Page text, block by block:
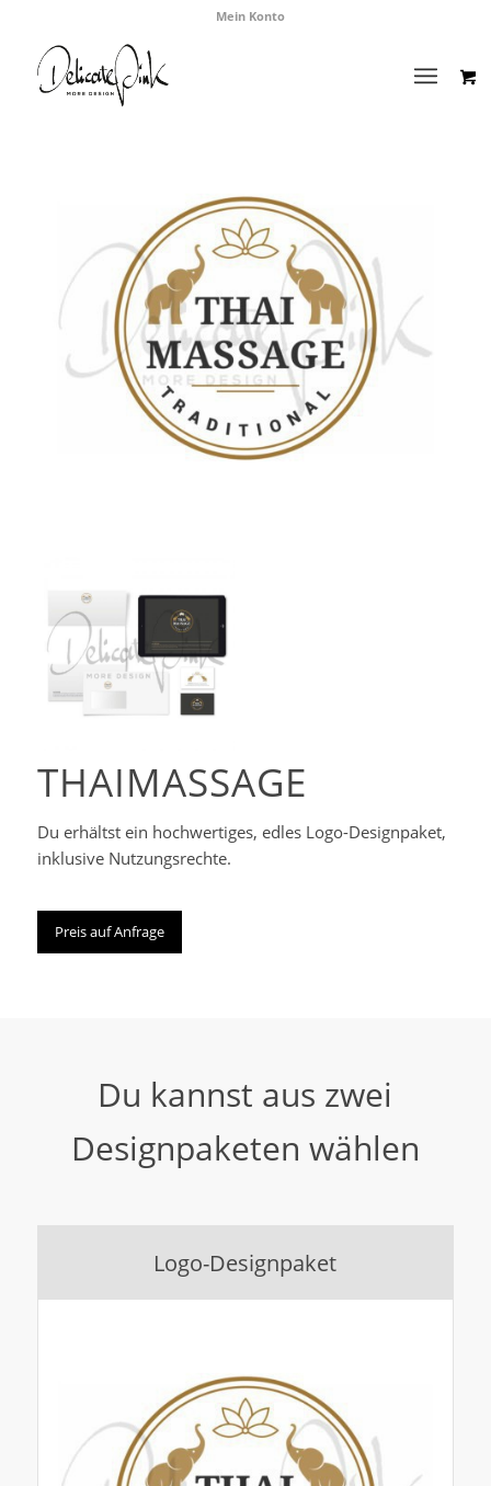
Mein Konto
Corporate-
Designpaket
THAIMASSAGE
Du erhältst ein hochwertiges, edles Logo-Designpaket,
inklusive Nutzungsrechte.
Preis auf Anfrage
Du kannst aus zwei
Designpaketen wählen
Logo-Designpaket